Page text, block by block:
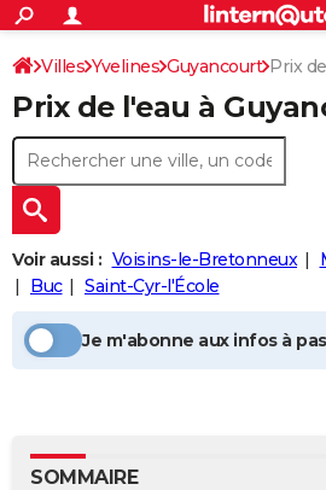
ACTUALITÉS
Politique
Société
Faits Divers
Education
Monde
Villes
+
SPORT
Coupe du monde 2026
Football
Tennis
Cyclisme
Rugby
Forum
Programme TV
TNTStreaming
Cinéma
Sorties cinéma
Musique
Retraite
Impôts
Epargne
Immobilier
Risques naturels par ville
Banque
Assurance
Crédit
AUTO
Essais
Réserver un essai
Citadines
Berlines
SUV
Forum auto
+
Mobiles
Meilleur smartphone
Internet
Ordinateurs
Jeux vidéo
Guide high-tech
+BRICOLAGE
Forum
Aménagement intérieur
Extérieur
Cuisine
Salle de bains
Jardinage
Rangement
+WEEK-END
Art de vivre
Bien-être
Loisirs
Mode
Modes de vie
SANTE
S'inscrire
Connexion
Villes Yvelines Guyancourt Prix
Prix de l'eau à
Voir aussi : Voisins-le-Bretonneux
Buc
Saint-Cyr-l'École
Je m'abonne aux infos à
SOMMAIRE